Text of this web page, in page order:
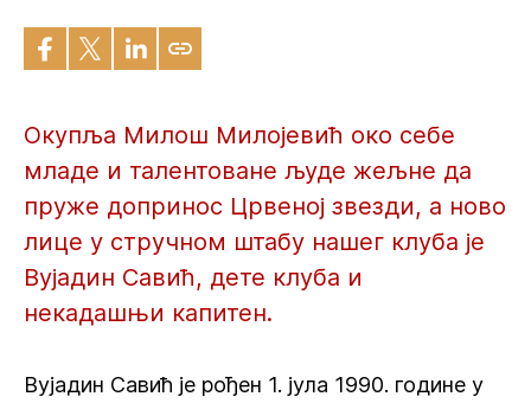
Окупља Милош Милојевић око себе
младе и талентоване људе жељне да
пруже допринос Црвеној звезди, а ново
лице у стручном штабу нашег клуба је
Вујадин Савић, дете клуба и
некадашњи капитен.
Вујадин Савић је рођен 1. јула 1990. године у